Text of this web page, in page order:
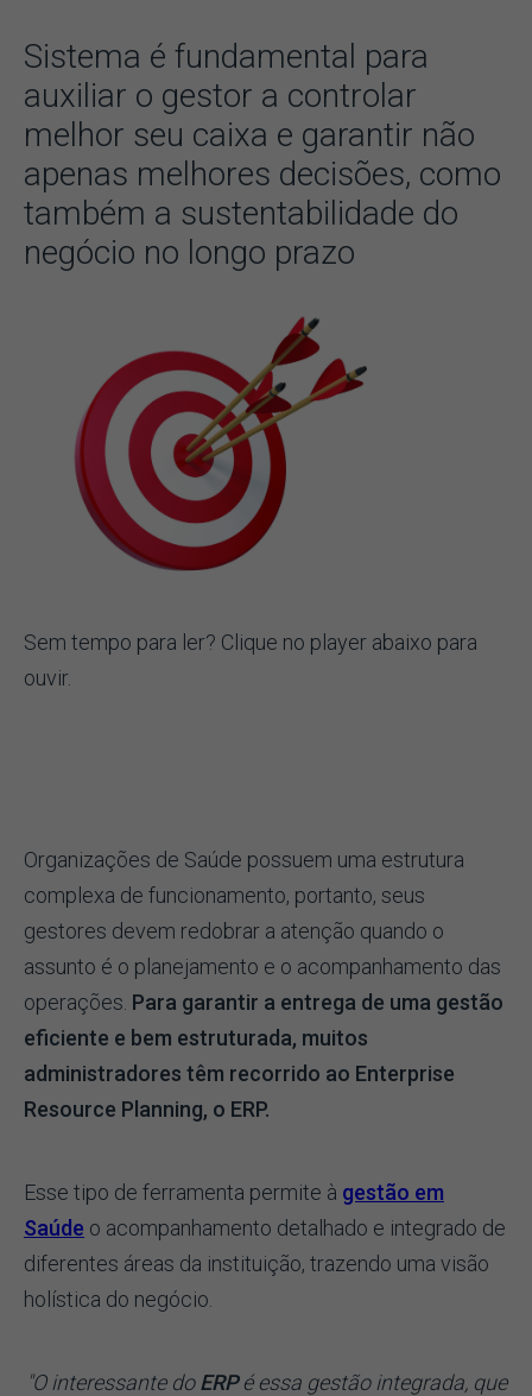
Sistema é fundamental para
auxiliar o gestor a controlar
melhor seu caixa e garantir não
apenas melhores decisões, como
também a sustentabilidade do
negócio no longo prazo
Sem tempo para ler? Clique no player abaixo para
ouvir.
Organizações de Saúde possuem uma estrutura
complexa de funcionamento, portanto, seus
gestores devem redobrar a atenção quando o
assunto é o planejamento e o acompanhamento das
operações. Para garantir a entrega de uma gestão
eficiente e bem estruturada, muitos
administradores têm recorrido ao Enterprise
Resource Planning, o ERP.
Esse tipo de ferramenta permite à gestão em
Saúde o acompanhamento detalhado e integrado de
diferentes áreas da instituição, trazendo uma visão
holística do negócio.
"O interessante doERPé essa gestão integrada, que